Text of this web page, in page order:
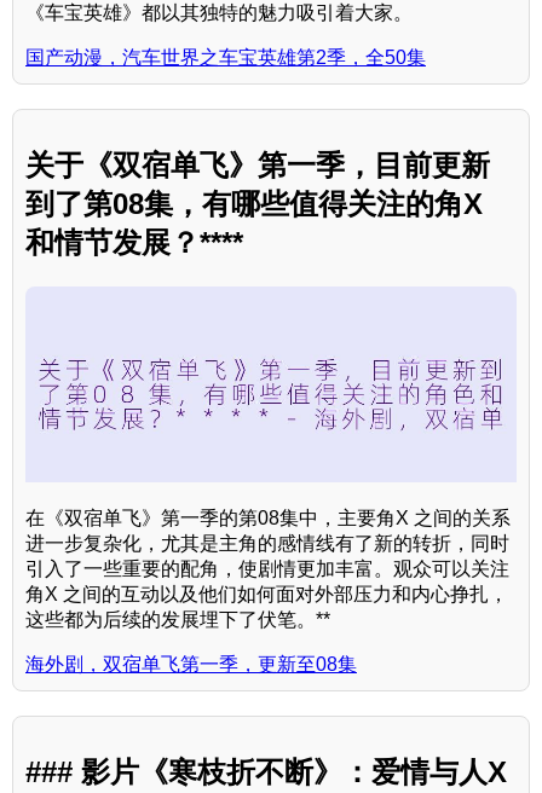
《车宝英雄》都以其独特的魅力吸引着大家。
国产动漫，汽车世界之车宝英雄第2季，全50集
关于《双宿单飞》第一季，目前更新
到了第08集，有哪些值得关注的角X
和情节发展？****
在《双宿单飞》第一季的第08集中，主要角X 之间的关系
进一步复杂化，尤其是主角的感情线有了新的转折，同时
引入了一些重要的配角，使剧情更加丰富。观众可以关注
角X 之间的互动以及他们如何面对外部压力和内心挣扎，
这些都为后续的发展埋下了伏笔。**
海外剧，双宿单飞第一季，更新至08集
### 影片《寒枝折不断》：爱情与人X